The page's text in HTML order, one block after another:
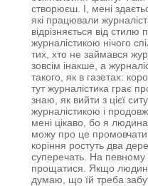
створюєш. І, мені
які працювали
відрізняється від
журналістикою нічого
тих, хто не займався
зовсім інакше, а
такого, як в газетах:
тут журналістика грає
знаю, як вийти з цієї
журналістикою і
мені цікаво, бо я
можу про це
коріння ростуть два
суперечать. На певному
прощатися. Якщо
думаю, що їй треба